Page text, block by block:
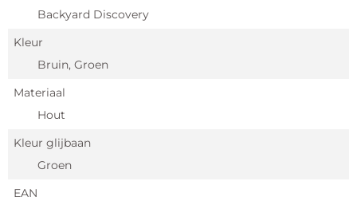
Backyard Discovery
Kleur
Bruin, Groen
Materiaal
Hout
Kleur glijbaan
Groen
EAN